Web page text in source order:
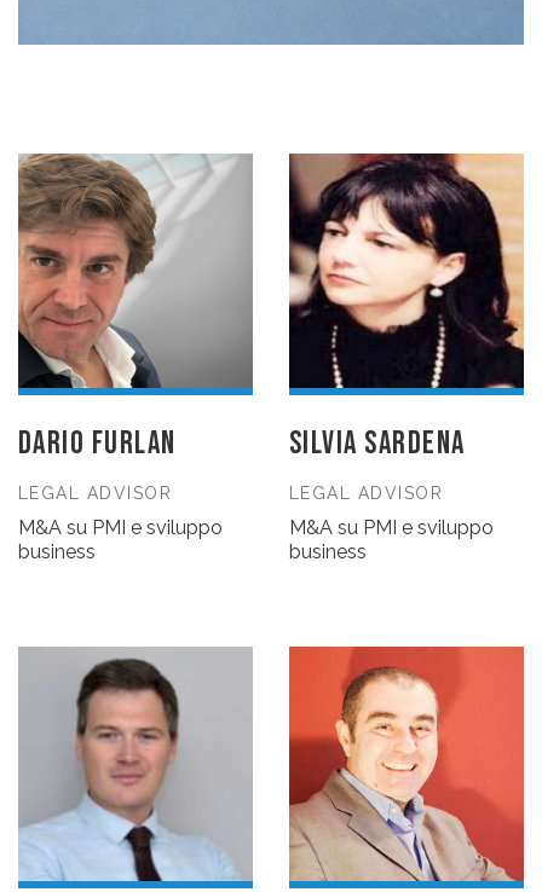
DARIO FURLAN
LEGAL ADVISOR
M&A su PMI e sviluppo
business
SILVIA SARDENA
LEGAL ADVISOR
M&A su PMI e sviluppo
business